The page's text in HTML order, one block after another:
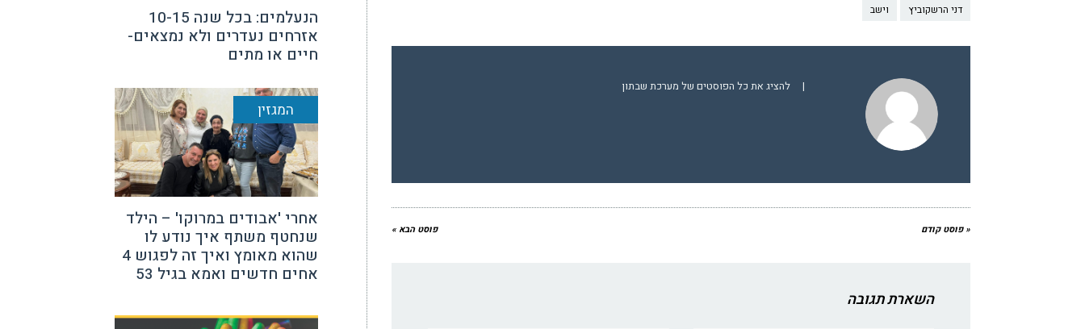
דני הרשקוביץ וישב
| להציג את כל הפוסטים של מערכת שבתון
« פוסט קודם פוסט הבא »
השארת תגובה
הנעלמים: בכל שנה 10-15
אזרחים נעדרים ולא נמצאים-
חיים או מתים
המגזין
אחרי 'אבודים במרוקו' – הילד
שנחטף משתף איך נודע לו
שהוא מאומץ ואיך זה לפגוש 4
אחים חדשים ואמא בגיל 53